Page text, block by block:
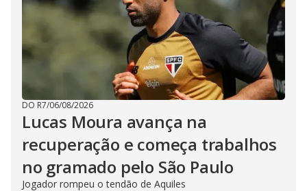
DO R7/06/08/2026
Lucas Moura avança na
recuperação e começa trabalhos
no gramado pelo São Paulo
Jogador rompeu o tendão de Aquiles